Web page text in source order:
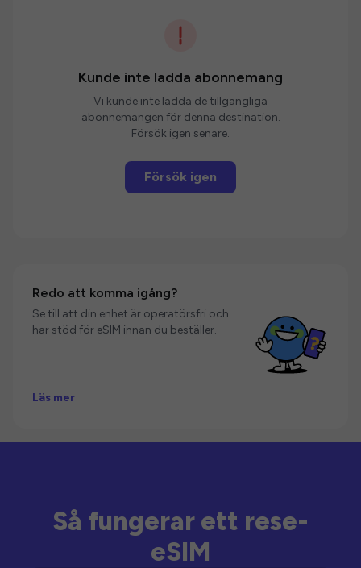
Kunde inte ladda abonnemang
Vi kunde inte ladda de tillgängliga
abonnemangen för denna destination.
Försök igen senare.
Försök igen
Redo att komma igång?
Se till att din enhet är operatörsfri och
har stöd för eSIM innan du beställer.
Läs mer
Så fungerar ett rese-
eSIM